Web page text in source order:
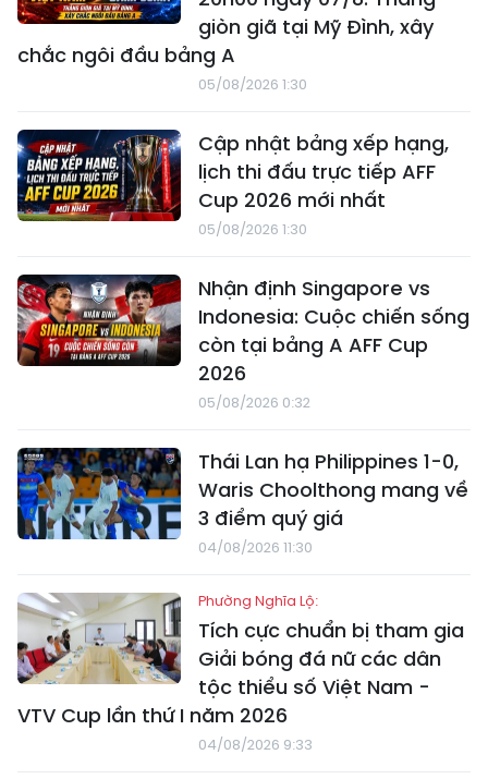
giòn giã tại Mỹ Đình, xây
chắc ngôi đầu bảng A
05/08/2026 1:30
Cập nhật bảng xếp hạng,
lịch thi đấu trực tiếp AFF
Cup 2026 mới nhất
05/08/2026 1:30
Nhận định Singapore vs
Indonesia: Cuộc chiến sống
còn tại bảng A AFF Cup
2026
05/08/2026 0:32
Thái Lan hạ Philippines 1-0,
Waris Choolthong mang về
3 điểm quý giá
04/08/2026 11:30
Phường Nghĩa Lộ:
Tích cực chuẩn bị tham gia
Giải bóng đá nữ các dân
tộc thiểu số Việt Nam -
VTV Cup lần thứ I năm 2026
04/08/2026 9:33